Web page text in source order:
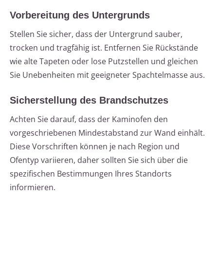
Vorbereitung des Untergrunds
Stellen Sie sicher, dass der Untergrund sauber,
trocken und tragfähig ist. Entfernen Sie Rückstände
wie alte Tapeten oder lose Putzstellen und gleichen
Sie Unebenheiten mit geeigneter Spachtelmasse aus.
Sicherstellung des Brandschutzes
Achten Sie darauf, dass der Kaminofen den
vorgeschriebenen Mindestabstand zur Wand einhält.
Diese Vorschriften können je nach Region und
Ofentyp variieren, daher sollten Sie sich über die
spezifischen Bestimmungen Ihres Standorts
informieren.